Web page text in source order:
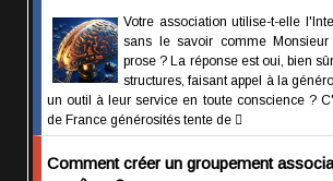
Votre association utilise-t-elle
sans le savoir comme
prose ? La réponse est oui, bien
structures, faisant appel à la
un outil à leur service en toute conscience ?
de France générosités tente de
Comment créer un groupement